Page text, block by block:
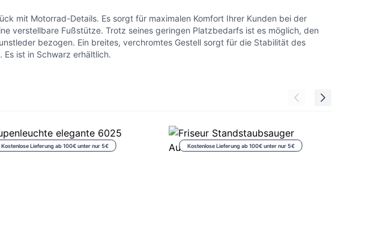
mit Motorrad-Details. Es sorgt für maximalen Komfort Ihrer Kunden bei der
verstellbare Fußstütze. Trotz seines geringen Platzbedarfs ist es möglich, den
bezogen. Ein breites, verchromtes Gestell sorgt für die Stabilität des
ist in Schwarz erhältlich.
Kostenlose Lieferung ab 100€ unter nur 5€ Kostenlose Lieferung ab 100€ unter nur 5€